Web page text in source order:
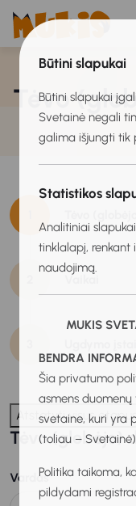
Būtini slapukai
Būtini slapukai
Svetainė negali
galima išjungti tik
Statistikos
Analitiniai
tinklalapį,
naudojimą.
MUKIS
BENDRA
Šia privatumo
asmens
svetaine, kuri yra
(toliau –
Politika taikoma,
pildydami
Tėvo
Vaikai
Atstatyti visus
Tėvo (globėjo)
Vardas*